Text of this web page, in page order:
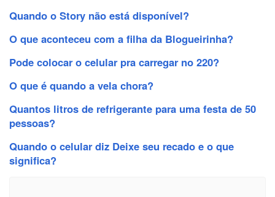
Quando o Story não está disponível?
O que aconteceu com a filha da Blogueirinha?
Pode colocar o celular pra carregar no 220?
O que é quando a vela chora?
Quantos litros de refrigerante para uma festa de 50
pessoas?
Quando o celular diz Deixe seu recado e o que
significa?